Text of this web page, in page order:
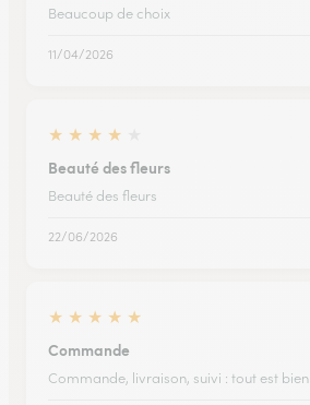
Beaucoup de choix
11/04/2026
★ ★ ★ ★
Beauté des fleurs
Beauté des fleurs
22/06/2026
★ ★ ★ ★ ★
Commande
Commande, livraison, suivi : tout est bien